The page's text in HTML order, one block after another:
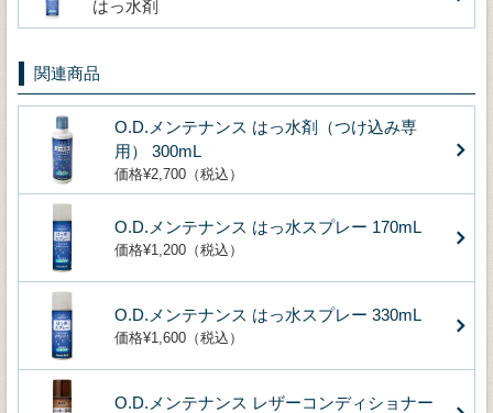
はっ水剤
関連商品
O.D.メンテナンス はっ水剤（つけ込み専
用） 300mL
価格¥2,700（税込）
O.D.メンテナンス はっ水スプレー 170mL
価格¥1,200（税込）
O.D.メンテナンス はっ水スプレー 330mL
価格¥1,600（税込）
O.D.メンテナンス レザーコンディショナー